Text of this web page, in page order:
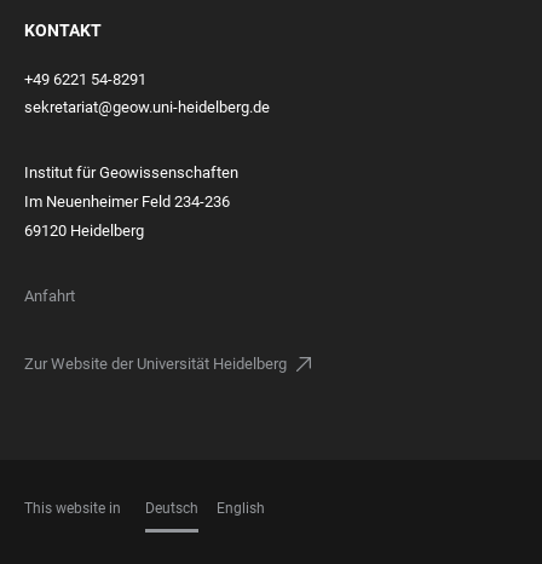
KONTAKT
+49 6221 54-8291
sekretariat@geow.uni-heidelberg.de
Institut für Geowissenschaften
Im Neuenheimer Feld 234-236
69120 Heidelberg
Anfahrt
Zur Website der Universität Heidelberg
This website in Deutsch English